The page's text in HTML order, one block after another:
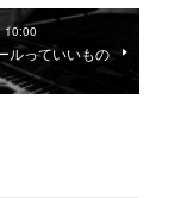
10:00
ルっていいもの